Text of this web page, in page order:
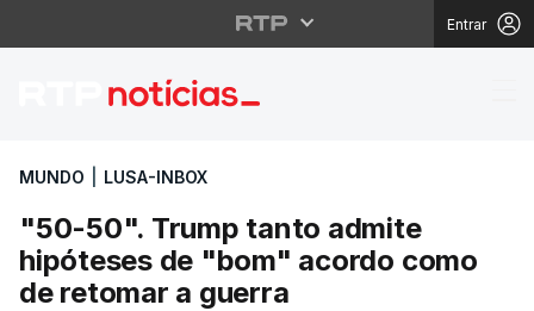
Entrar
"50-50". Trump tanto
MUNDO LUSA-INBOX
"50-50". Trump tanto admite
hipóteses de "bom" acordo como
de retomar a guerra